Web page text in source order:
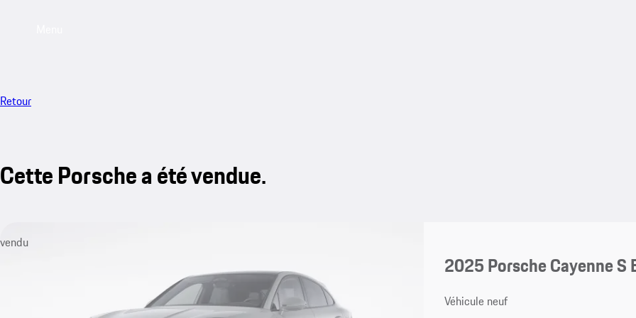
Retour
Cette Porsche a été vendue.
vendu
2025 Porsche Cayenne S
Véhicule neuf